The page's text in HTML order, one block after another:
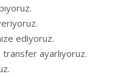
ediyoruz.
transfer ayarlıyoruz.